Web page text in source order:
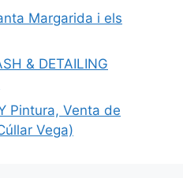
Margarida i els
& DETAILING
Pintura, Venta de
Vega)